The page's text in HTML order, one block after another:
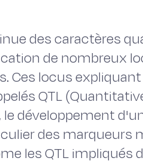
des caractères
de nombreux
Ces locus
QTL
développement
des marqueurs
les QTL impliqués